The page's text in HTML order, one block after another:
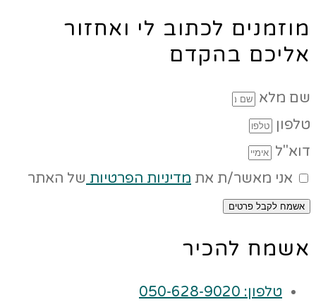
מוזמנים לכתוב לי ואחזור
אליכם בהקדם
שם מלא
טלפון
דוא"ל
אני מאשר/ת את מדיניות הפרטיות של האתר
אשמח לקבל פרטים
אשמח להכיר
טלפון: 050-628-9020